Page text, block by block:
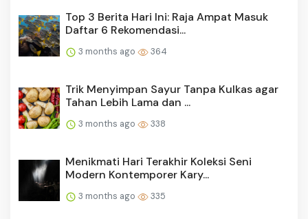
Top 3 Berita Hari Ini: Raja Ampat Masuk
Daftar 6 Rekomendasi...
3 months ago 364
Trik Menyimpan Sayur Tanpa Kulkas agar
Tahan Lebih Lama dan ...
3 months ago 338
Menikmati Hari Terakhir Koleksi Seni
Modern Kontemporer Kary...
3 months ago 335